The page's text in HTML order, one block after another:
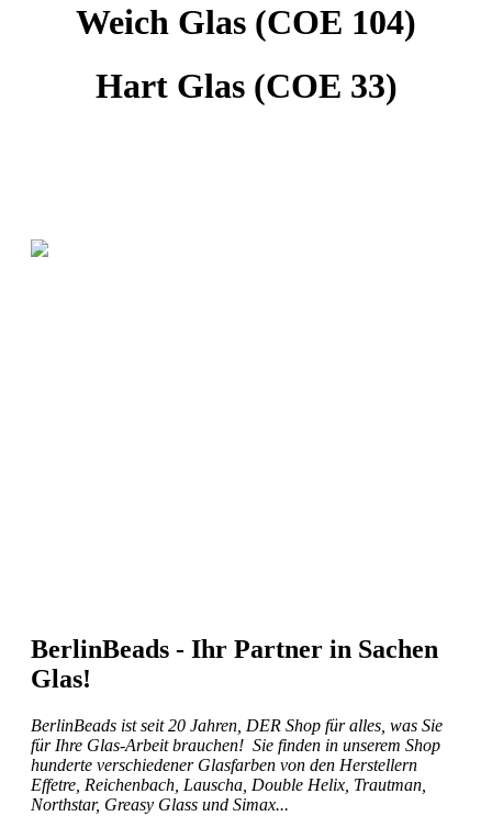
Weich Glas (COE 104)
Hart Glas (COE 33)
BerlinBeads - Ihr Partner in Sachen
Glas!
BerlinBeads ist seit 20 Jahren, DER Shop für alles, was Sie
für Ihre Glas-Arbeit brauchen! Sie finden in unserem Shop
hunderte verschiedener Glasfarben von den Herstellern
Effetre, Reichenbach, Lauscha, Double Helix, Trautman,
Northstar, Greasy Glass und Simax...